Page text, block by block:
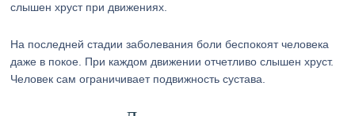
слышен хруст при движениях.
На последней стадии заболевания боли беспокоят человека
даже в покое. При каждом движении отчетливо слышен хруст.
Человек сам ограничивает подвижность сустава.